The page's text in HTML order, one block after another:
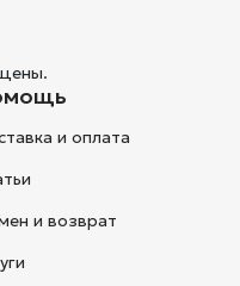
и оплата
и возврат